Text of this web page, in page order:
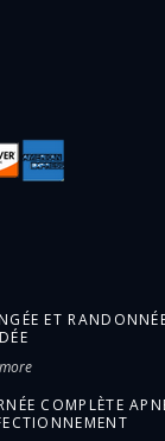
ET
COMPLÈTE